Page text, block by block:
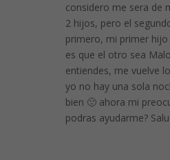
considero me sera de
2 hijos, pero el
primero, mi primer
es que el otro sea
entiendes, me vuelve
yo no hay una sola
bien 🙁 ahora mi
podras ayudarme?